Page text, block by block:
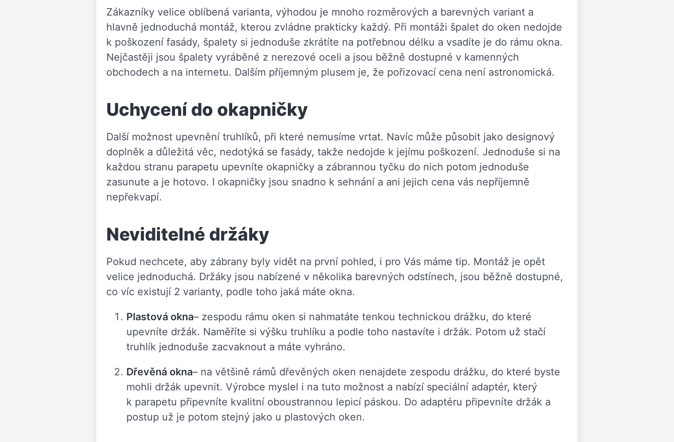
Zákazníky velice oblíbená varianta, výhodou je mnoho rozměrových a barevných variant a
hlavně jednoduchá montáž, kterou zvládne prakticky každý. Při montáži špalet do oken nedojde
k poškození fasády, špalety si jednoduše zkrátíte na potřebnou délku a vsadíte je do rámu okna.
Nejčastěji jsou špalety vyráběné z nerezové oceli a jsou běžně dostupné v kamenných
obchodech a na internetu. Dalším příjemným plusem je, že pořizovací cena není astronomická.
Uchycení do okapničky
Další možnost upevnění truhlíků, při které nemusíme vrtat. Navíc může působit jako designový
doplněk a důležitá věc, nedotýká se fasády, takže nedojde k jejímu poškození. Jednoduše si na
každou stranu parapetu upevníte okapničky a zábrannou tyčku do nich potom jednoduše
zasunute a je hotovo. I okapničky jsou snadno k sehnání a ani jejich cena vás nepříjemně
nepřekvapí.
Neviditelné držáky
Pokud nechcete, aby zábrany byly vidět na první pohled, i pro Vás máme tip. Montáž je opět
velice jednoduchá. Držáky jsou nabízené v několika barevných odstínech, jsou běžně dostupné,
co víc existují 2 varianty, podle toho jaká máte okna.
Plastová okna– zespodu rámu oken si nahmatáte tenkou technickou drážku, do které
upevníte držák. Naměříte si výšku truhlíku a podle toho nastavíte i držák. Potom už stačí
truhlík jednoduše zacvaknout a máte vyhráno.
Dřevěná okna– na většině rámů dřevěných oken nenajdete zespodu drážku, do které byste
mohli držák upevnit. Výrobce myslel i na tuto možnost a nabízí speciální adaptér, který
k parapetu připevníte kvalitní oboustrannou lepicí páskou. Do adaptéru připevníte držák a
postup už je potom stejný jako u plastových oken.